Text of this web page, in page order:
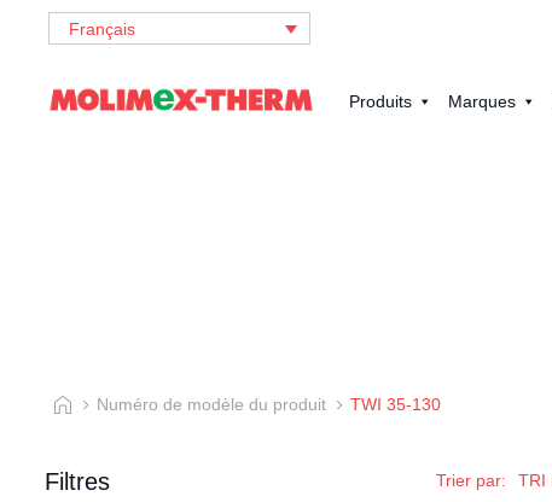
Français
Produits Marques
Numéro de modèle du produit TWI 35-130
Filtres Trier par: